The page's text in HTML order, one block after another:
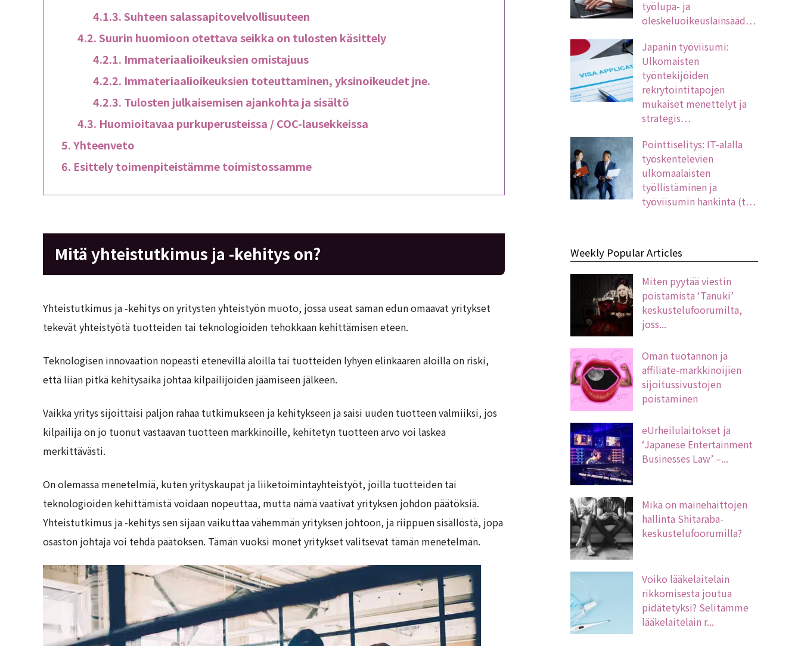
Suhteen salassapitovelvollisuuteen
Suurin huomioon otettava seikka on tulosten käsittely
Immateriaalioikeuksien omistajuus
Immateriaalioikeuksien toteuttaminen, yksinoikeudet jne.
Tulosten julkaisemisen ajankohta ja sisältö
Huomioitavaa purkuperusteissa / COC-lausekkeissa
Yhteenveto
Esittely toimenpiteistämme toimistossamme
Mitä yhteistutkimus ja -kehitys on?
Yhteistutkimus ja -kehitys on yritysten yhteistyön muoto, jossa useat saman edun omaavat yritykset
tekevät yhteistyötä tuotteiden tai teknologioiden tehokkaan kehittämisen eteen.
Teknologisen innovaation nopeasti etenevillä aloilla tai tuotteiden lyhyen elinkaaren aloilla on riski,
että liian pitkä kehitysaika johtaa kilpailijoiden jäämiseen jälkeen.
Vaikka yritys sijoittaisi paljon rahaa tutkimukseen ja kehitykseen ja saisi uuden tuotteen valmiiksi, jos
kilpailija on jo tuonut vastaavan tuotteen markkinoille, kehitetyn tuotteen arvo voi laskea
merkittävästi.
On olemassa menetelmiä, kuten yrityskaupat ja liiketoimintayhteistyöt, joilla tuotteiden tai
teknologioiden kehittämistä voidaan nopeuttaa, mutta nämä vaativat yrityksen johdon päätöksiä.
Yhteistutkimus ja -kehitys sen sijaan vaikuttaa vähemmän yrityksen johtoon, ja riippuen sisällöstä, jopa
osaston johtaja voi tehdä päätöksen. Tämän vuoksi monet yritykset valitsevat tämän menetelmän.
työlupa- ja
oleskeluoikeuslainsääd…
Japanin työviisumi:
Ulkomaisten
työntekijöiden
rekrytointitapojen
mukaiset menettelyt ja
strategis…
Pointtiselitys: IT-alalla
työskentelevien
ulkomaalaisten
työllistäminen ja
työviisumin hankinta (t…
Weekly Popular Articles
Miten pyytää viestin
poistamista ‘Tanuki’
keskustelufoorumilta,
joss...
Oman tuotannon ja
affiliate-markkinoijien
sijoitussivustojen
poistaminen
eUrheilulaitokset ja
‘Japanese Entertainment
Businesses Law’ –...
Mikä on mainehaittojen
hallinta Shitaraba-
keskustelufoorumilla?
Voiko lääkelaitelain
rikkomisesta joutua
pidätetyksi? Selitämme
lääkelaitelain r...